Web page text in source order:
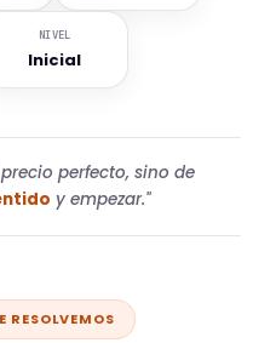
NIVEL
Inicial
perfecto, sino de
y empezar."
RESOLVEMOS